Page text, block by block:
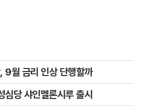
9월 금리 인상 단행할까
심당 샤인멜론시루 출시